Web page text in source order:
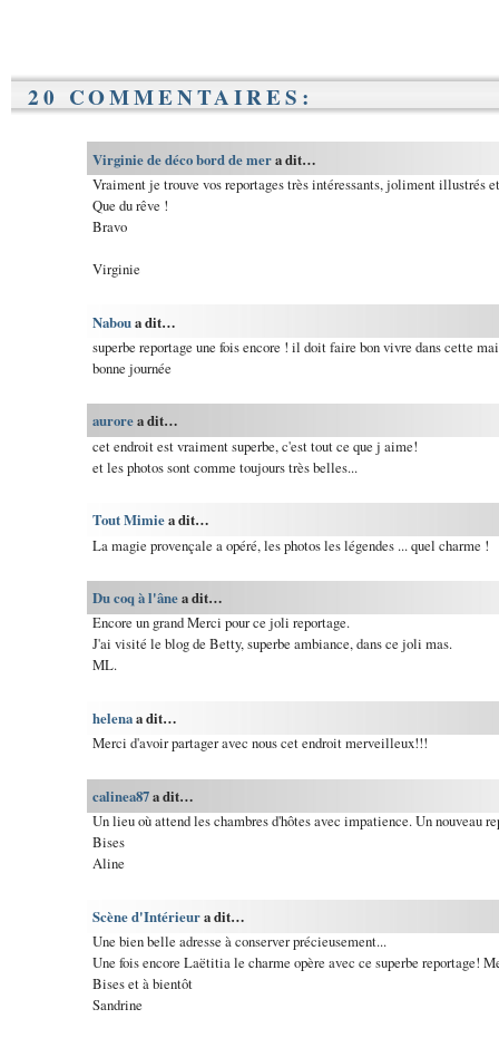
20 COMMENTAIRES:
Virginie de déco bord de mera dit…
Vraiment je trouve vos reportages très intéressants, joliment illustrés
Que du rêve !
Bravo
Virginie
Naboua dit…
superbe reportage une fois encore ! il doit faire bon vivre dans cette
bonne journée
aurorea dit…
cet endroit est vraiment superbe, c'est tout ce que j aime!
et les photos sont comme toujours très belles...
Tout Mimiea dit…
La magie provençale a opéré, les photos les légendes ... quel charme !
Du coq à l'ânea dit…
Encore un grand Merci pour ce joli reportage.
J'ai visité le blog de Betty, superbe ambiance, dans ce joli mas.
ML.
helenaa dit…
Merci d'avoir partager avec nous cet endroit merveilleux!!!
calinea87a dit…
Un lieu où attend les chambres d'hôtes avec impatience. Un nouveau
Bises
Aline
Scène d'Intérieura dit…
Une bien belle adresse à conserver précieusement...
Une fois encore Laëtitia le charme opère avec ce superbe reportage!
Bises et à bientôt
Sandrine